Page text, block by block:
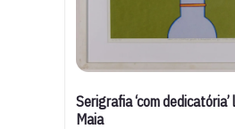
Serigrafia ‘com
Maia